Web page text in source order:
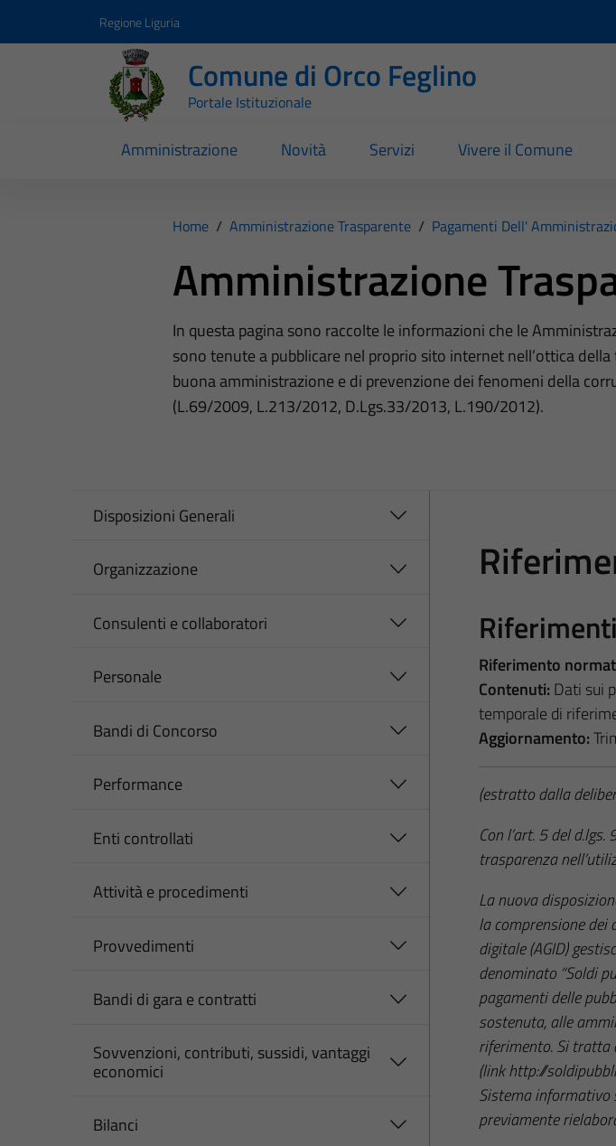
Regione Liguria
Comune di Orco Feglino
Portale Istituzionale
Amministrazione Novità Servizi Vivere il Comune
Home / Amministrazione Trasparente / Pagamenti Dell'
Amministrazione
In questa pagina sono raccolte le informazioni che le
sono tenute a pubblicare nel proprio sito internet nell’ottica della
buona amministrazione e di prevenzione dei fenomeni della
(L.69/2009, L.213/2012, D.Lgs.33/2013, L.190/2012).
Disposizioni Generali
Organizzazione
Consulenti e collaboratori
Personale
Bandi di Concorso
Performance
Enti controllati
Attività e procedimenti
Provvedimenti
Bandi di gara e contratti
Sovvenzioni, contributi, sussidi, vantaggi
economici
Bilanci
Riferimento
Contenuti: Dati sui
temporale di
Aggiornamento:
(estratto dalla
Con l’art. 5 del
trasparenza
La nuova
lacomprensione dei
digitale (AGID)
denominato “Soldi
pagamenti delle
sostenuta, alle
riferimento. Si tratta
(linkhttp://
Sistema informativo
previamente